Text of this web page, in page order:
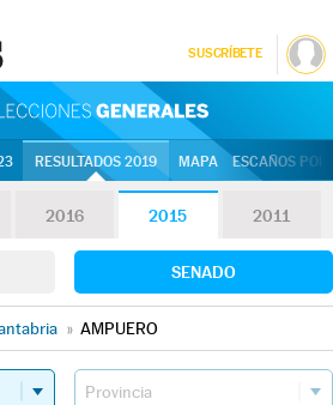
SUSCRÍBETE
RESULTADOS 2019 MAPA ESCAÑOS
2016 2015 2011
SENADO
» AMPUERO